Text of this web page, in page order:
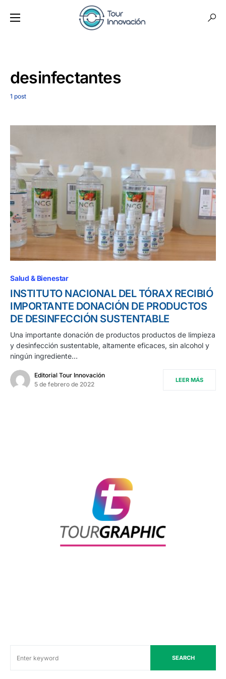
desinfectantes
1 post
Salud & Bienestar
INSTITUTO NACIONAL DEL TÓRAX RECIBIÓ
IMPORTANTE DONACIÓN DE PRODUCTOS
DE DESINFECCIÓN SUSTENTABLE
Una importante donación de productos productos de limpieza
y desinfección sustentable, altamente eficaces, sin alcohol y
ningún ingrediente…
Editorial Tour Innovación
5 de febrero de 2022
LEER MÁS
SEARCH